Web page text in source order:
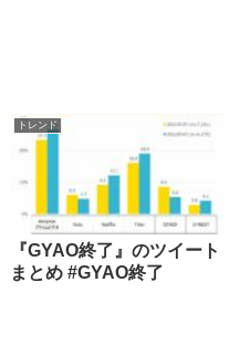
トレンド
『GYAO終了』のツイート
まとめ #GYAO終了